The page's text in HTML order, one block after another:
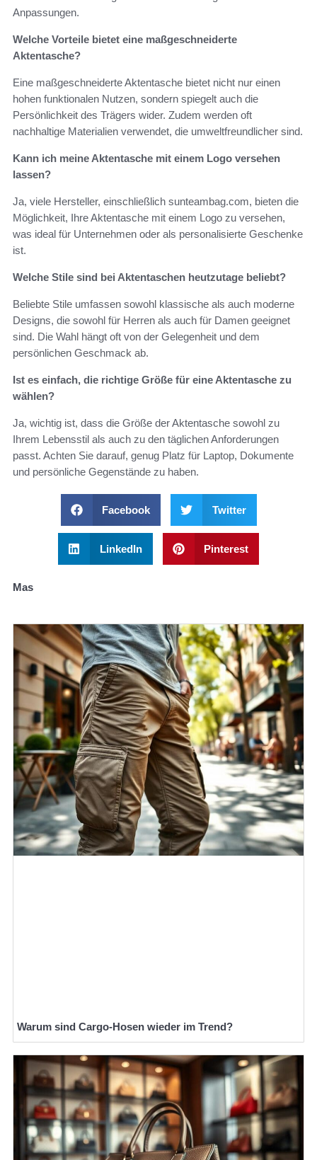
Anpassungen.
Welche Vorteile bietet eine maßgeschneiderte
Aktentasche?
Eine maßgeschneiderte Aktentasche bietet nicht nur einen
hohen funktionalen Nutzen, sondern spiegelt auch die
Persönlichkeit des Trägers wider. Zudem werden oft
nachhaltige Materialien verwendet, die umweltfreundlicher sind.
Kann ich meine Aktentasche mit einem Logo versehen
lassen?
Ja, viele Hersteller, einschließlich sunteambag.com, bieten die
Möglichkeit, Ihre Aktentasche mit einem Logo zu versehen,
was ideal für Unternehmen oder als personalisierte Geschenke
ist.
Welche Stile sind bei Aktentaschen heutzutage beliebt?
Beliebte Stile umfassen sowohl klassische als auch moderne
Designs, die sowohl für Herren als auch für Damen geeignet
sind. Die Wahl hängt oft von der Gelegenheit und dem
persönlichen Geschmack ab.
Ist es einfach, die richtige Größe für eine Aktentasche zu
wählen?
Ja, wichtig ist, dass die Größe der Aktentasche sowohl zu
Ihrem Lebensstil als auch zu den täglichen Anforderungen
passt. Achten Sie darauf, genug Platz für Laptop, Dokumente
und persönliche Gegenstände zu haben.
Facebook Twitter
LinkedIn Pinterest
Mas
Warum sind Cargo-Hosen wieder im Trend?